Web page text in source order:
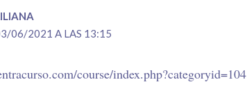
06/2021 A LAS 13:15
course/index.php?categoryid=104